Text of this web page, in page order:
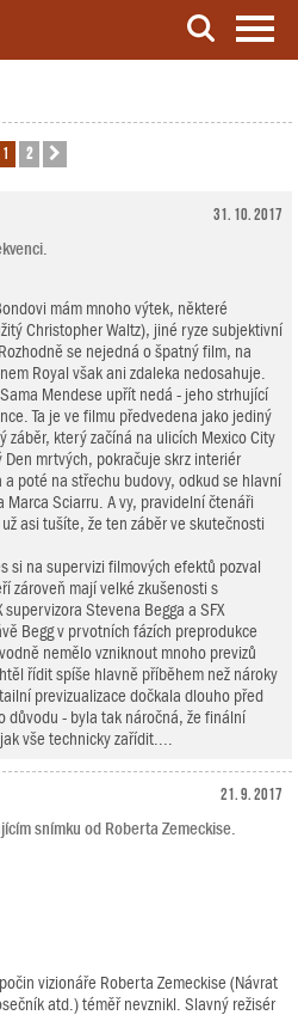
1 2
31. 10. 2017
mám mnoho výtek, některé
Christopher Waltz), jiné ryze subjektivní
se nejedná o špatný film, na
Royal však ani zdaleka nedosahuje.
Mendese upřít nedá - jeho strhující
Ta je ve filmu předvedena jako jediný
záběr, který začíná na ulicích Mexico City
mrtvých, pokračuje skrz interiér
poté na střechu budovy, odkud se hlavní
Sciarru. A vy, pravidelní čtenáři
asi tušíte, že ten záběr ve skutečnosti
si na supervizi filmových efektů pozval
zároveň mají velké zkušenosti s
Stevena Begga a SFX
Begg v prvotních fázích preprodukce
nemělo vzniknout mnoho previzů
řídit spíše hlavně příběhem než nároky
previzualizace dočkala dlouho před
důvodu - byla tak náročná, že finální
vše technicky zařídit....
21. 9. 2017
snímku od Roberta Zemeckise.
vizionáře Roberta Zemeckise (Návrat
atd.) téměř nevznikl. Slavný režisér